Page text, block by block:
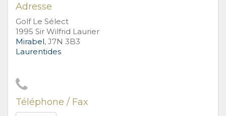
Adresse
Golf Le Sélect
1995 Sir Wilfrid Laurier
Mirabel, J7N 3B3
Laurentides
Téléphone / Fax